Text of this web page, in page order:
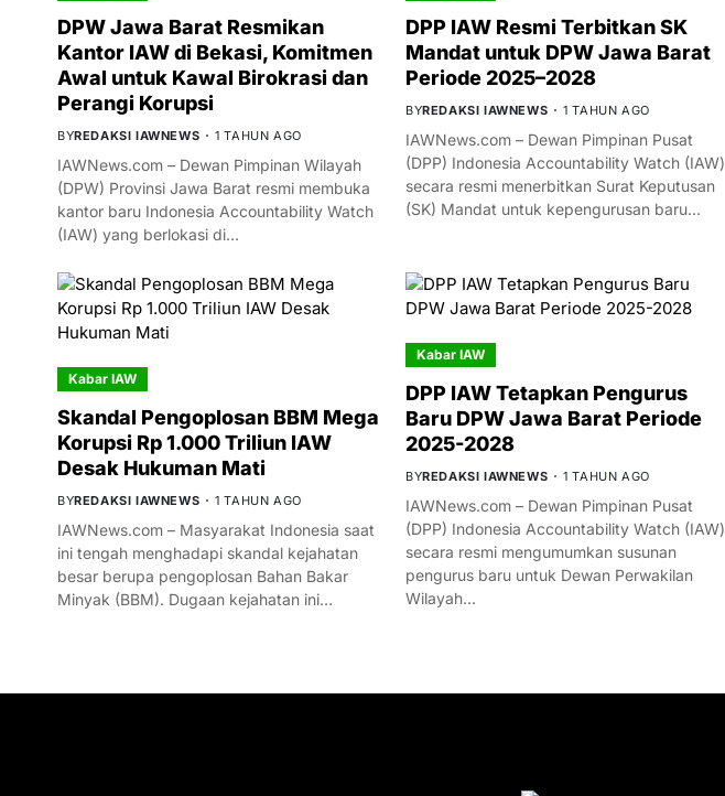
DPW Jawa Barat Resmikan
Kantor IAW di Bekasi, Komitmen
Awal untuk Kawal Birokrasi dan
Perangi Korupsi
BYREDAKSI IAWNEWS 1 TAHUN AGO
IAWNews.com – Dewan Pimpinan Wilayah
(DPW) Provinsi Jawa Barat resmi membuka
kantor baru Indonesia Accountability Watch
(IAW) yang berlokasi di…
DPP IAW Resmi Terbitkan SK
Mandat untuk DPW Jawa Barat
Periode 2025–2028
BYREDAKSI IAWNEWS 1 TAHUN AGO
IAWNews.com – Dewan Pimpinan Pusat
(DPP) Indonesia Accountability Watch (IAW)
secara resmi menerbitkan Surat Keputusan
(SK) Mandat untuk kepengurusan baru…
Kabar IAW
Skandal Pengoplosan BBM Mega
Korupsi Rp 1.000 Triliun IAW
Desak Hukuman Mati
BYREDAKSI IAWNEWS 1 TAHUN AGO
IAWNews.com – Masyarakat Indonesia saat
ini tengah menghadapi skandal kejahatan
besar berupa pengoplosan Bahan Bakar
Minyak (BBM). Dugaan kejahatan ini…
Kabar IAW
DPP IAW Tetapkan Pengurus
Baru DPW Jawa Barat Periode
2025-2028
BYREDAKSI IAWNEWS 1 TAHUN AGO
IAWNews.com – Dewan Pimpinan Pusat
(DPP) Indonesia Accountability Watch (IAW)
secara resmi mengumumkan susunan
pengurus baru untuk Dewan Perwakilan
Wilayah…